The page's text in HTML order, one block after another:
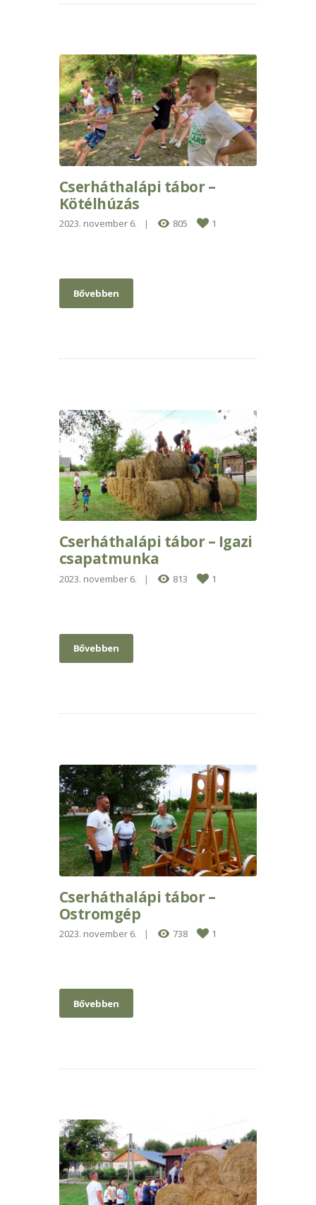
Cserháthalápi tábor –
Kötélhúzás
2023. november 6. 805 1
Bővebben
Cserháthalápi tábor – Igazi
csapatmunka
2023. november 6. 813 1
Bővebben
Cserháthalápi tábor –
Ostromgép
2023. november 6. 738 1
Bővebben